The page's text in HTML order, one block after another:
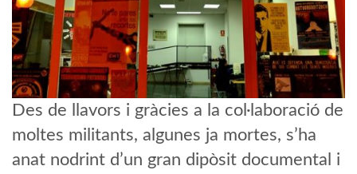
Des de llavors i gràcies a la col·laboració de
moltes militants, algunes ja mortes, s’ha
anat nodrint d’un gran dipòsit documental i